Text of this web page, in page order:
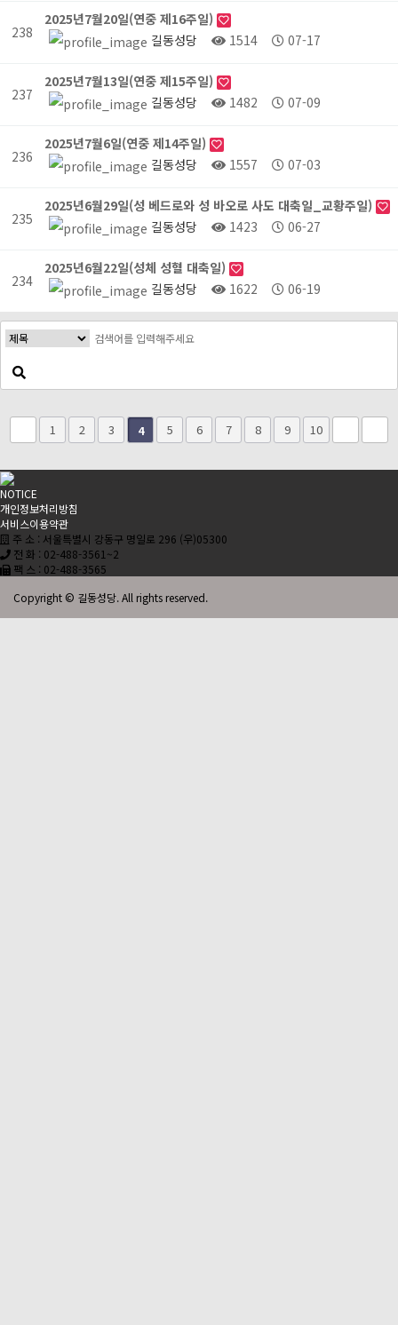
238
2025년7월20일(연중 제16주일)
길동성당
1514 07-17
237
2025년7월13일(연중 제15주일)
길동성당
1482 07-09
236
2025년7월6일(연중 제14주일)
길동성당
1557 07-03
235
2025년6월29일(성 베드로와 성 바오로 사도 대축일_교황주일)
길동성당
1423 06-27
234
2025년6월22일(성체 성혈 대축일)
길동성당
1622 06-19
1 2 3 4 5 6 7 8 9 10
NOTICE
개인정보처리방침
서비스이용약관
주 소 : 서울특별시 강동구 명일로 296 (우)05300
전 화 : 02-488-3561~2
팩 스 : 02-488-3565
Copyright © 길동성당. All rights reserved.